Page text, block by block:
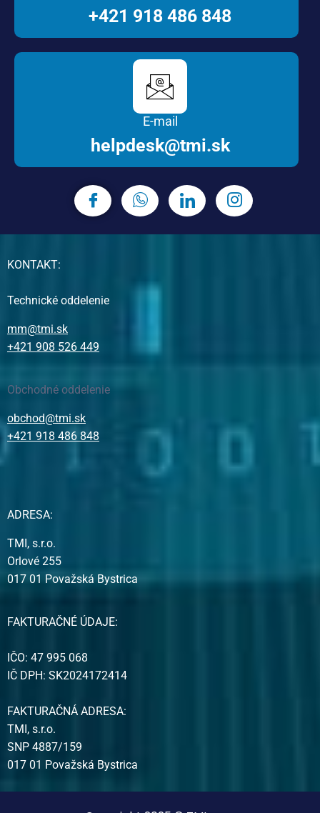
+421 918 486 848
E-mail
helpdesk@tmi.sk
KONTAKT:
Technické oddelenie
mm@tmi.sk
+421 908 526 449
Obchodné oddelenie
obchod@tmi.sk
+421 918 486 848
ADRESA:
TMI, s.r.o.
Orlové 255
017 01 Považská Bystrica
FAKTURAČNÉ ÚDAJE:
IČO: 47 995 068
IČ DPH: SK2024172414
FAKTURAČNÁ ADRESA:
TMI, s.r.o.
SNP 4887/159
017 01 Považská Bystrica